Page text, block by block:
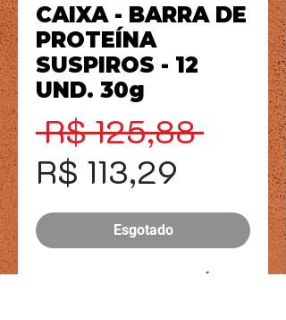
CAIXA - BARRA DE
PROTEÍNA
SUSPIROS - 12
UND. 30g
R$ 125,88 Preço
normal
R$ 113,29
Esgotado